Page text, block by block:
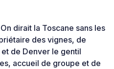
dirait la Toscane sans les
des vignes, de
et de Denver le gentil
accueil de groupe et de